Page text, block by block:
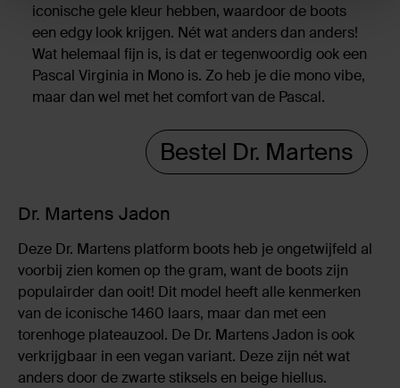
iconische gele kleur hebben, waardoor de boots
een edgy look krijgen. Nét wat anders dan anders!
Wat helemaal fijn is, is dat er tegenwoordig ook een
Pascal Virginia in Mono is. Zo heb je die mono vibe,
maar dan wel met het comfort van de Pascal.
Bestel Dr. Martens
Dr. Martens Jadon
Deze Dr. Martens platform boots heb je ongetwijfeld al
voorbij zien komen op the gram, want de boots zijn
populairder dan ooit! Dit model heeft alle kenmerken
van de iconische 1460 laars, maar dan met een
torenhoge plateauzool. De Dr. Martens Jadon is ook
verkrijgbaar in een vegan variant. Deze zijn nét wat
anders door de zwarte stiksels en beige hiellus.